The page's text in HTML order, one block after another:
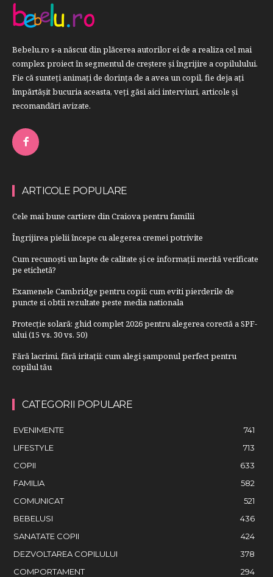
Bebelu.ro s-a născut din plăcerea autorilor ei de a realiza cel mai
complex proiect în segmentul de creştere şi îngrijire a copilulului.
Fie că sunteţi animaţi de dorinţa de a avea un copil, fie deja aţi
împărtăşit bucuria aceasta, veți găsi aici interviuri, articole şi
recomandări avizate.
ARTICOLE POPULARE
Cele mai bune cartiere din Craiova pentru familii
Îngrijirea pielii începe cu alegerea cremei potrivite
Cum recunoști un lapte de calitate și ce informații merită verificate
pe etichetă?
Examenele Cambridge pentru copii: cum eviti pierderile de
puncte si obtii rezultate peste media nationala
Protecție solară: ghid complet 2026 pentru alegerea corectă a SPF-
ului (15 vs. 30 vs. 50)
Fără lacrimi, fără iritații: cum alegi șamponul perfect pentru
copilul tău
CATEGORII POPULARE
EVENIMENTE
741
LIFESTYLE
713
COPII
633
FAMILIA
582
COMUNICAT
521
BEBELUSI
436
SANATATE COPII
424
DEZVOLTAREA COPILULUI
378
COMPORTAMENT
294